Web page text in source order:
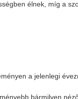
élnek, míg a
a jelenlegi
bármilyen